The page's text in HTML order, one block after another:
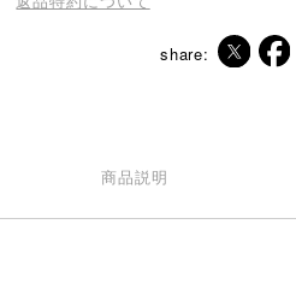
share:
商品説明